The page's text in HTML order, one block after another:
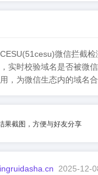
微信拦截
实时校验域名是否被微
，为微信生态内的域名
果截图，方便与好友分享
2025-12-